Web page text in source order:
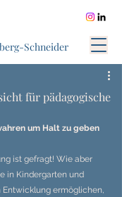
Schneider
für pädagogische
um Halt zu geben
ist gefragt! Wie aber
in Kindergarten und
ermöglichen,